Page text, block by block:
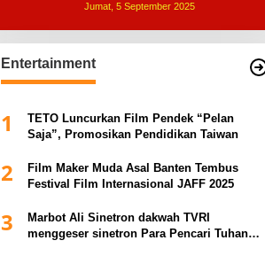
Jumat, 5 September 2025
Entertainment
1
TETO Luncurkan Film Pendek “Pelan
Saja”, Promosikan Pendidikan Taiwan
2
Film Maker Muda Asal Banten Tembus
Festival Film Internasional JAFF 2025
3
Marbot Ali Sinetron dakwah TVRI
menggeser sinetron Para Pencari Tuhan